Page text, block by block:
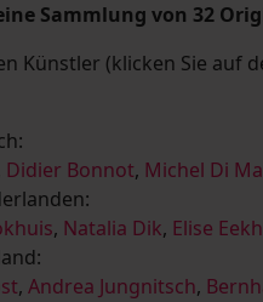
Sammlung von 32
Künstler (klicken Sie auf
Didier Bonnot, Michel Di
, Natalia Dik, Elise
, Andrea Jungnitsch,